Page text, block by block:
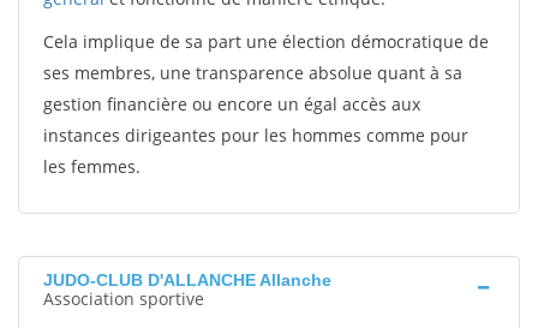
Cela implique de sa part une élection démocratique de
ses membres, une transparence absolue quant à sa
gestion financière ou encore un égal accès aux
instances dirigeantes pour les hommes comme pour
les femmes.
JUDO-CLUB D'ALLANCHE Allanche
Association sportive